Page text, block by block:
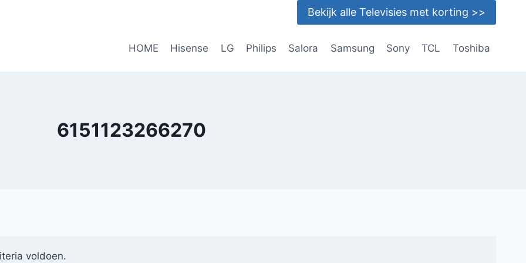
Bekijk alle Televisies met korting >>
HOME Hisense LG Philips Salora Samsung Sony TCL Toshiba
6151123266270
voldoen.